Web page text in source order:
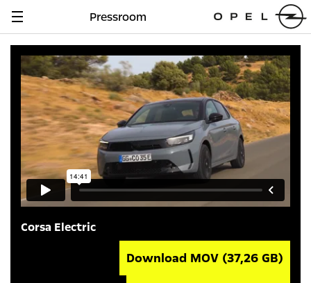
Navigation
Pressroom
Corsa Electric
Download MOV (37,26 GB)